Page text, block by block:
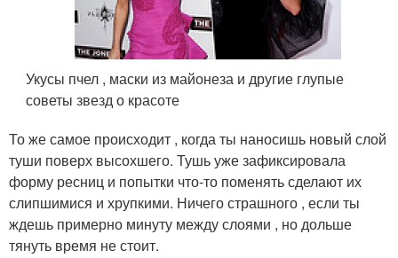
Укусы пчел , маски из майонеза и другие глупые
советы звезд о красоте
То же самое происходит , когда ты наносишь новый слой
туши поверх высохшего. Тушь уже зафиксировала
форму ресниц и попытки что-то поменять сделают их
слипшимися и хрупкими. Ничего страшного , если ты
ждешь примерно минуту между слоями , но дольше
тянуть время не стоит.